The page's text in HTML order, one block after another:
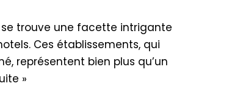
trouve une facette intrigante
Ces établissements, qui
représentent bien plus qu’un
»